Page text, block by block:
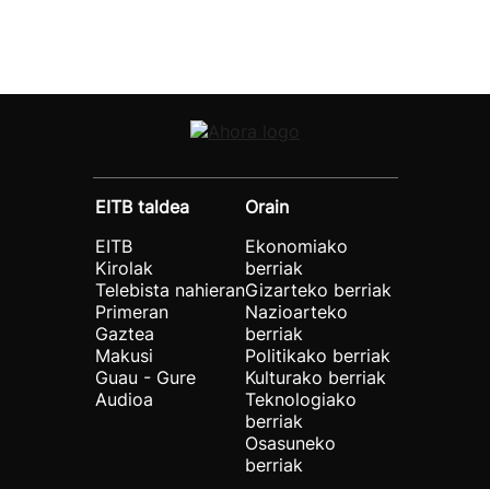
EITB taldea
EITB
Kirolak
Telebista nahieran
Primeran
Gaztea
Makusi
Guau - Gure
Audioa
Orain
Ekonomiako
berriak
Gizarteko berriak
Nazioarteko
berriak
Politikako berriak
Kulturako berriak
Teknologiako
berriak
Osasuneko
berriak